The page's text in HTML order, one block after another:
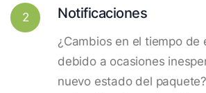
2 Notificaciones
¿Cambios en el tiempo de
debido a ocasiones
nuevo estado del